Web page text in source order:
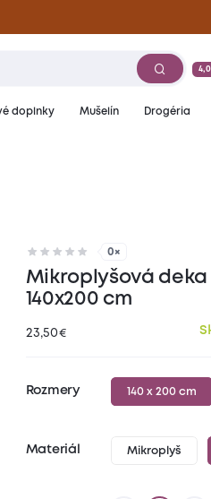
doplnky Mušelín Drogéria
0×
Mikroplyšová deka
140x200 cm
23,50 €
Rozmery 140 x 200 cm
Materiál Mikroplyš